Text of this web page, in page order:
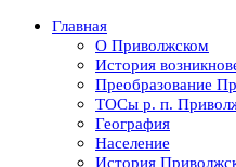
Главная
О Приволжском
История
Преобразование
ТОСы р. п.
География
Население
История